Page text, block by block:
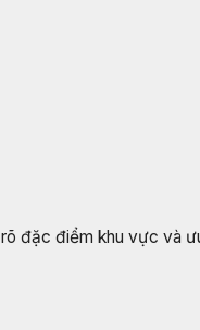
đặc điểm khu vực và